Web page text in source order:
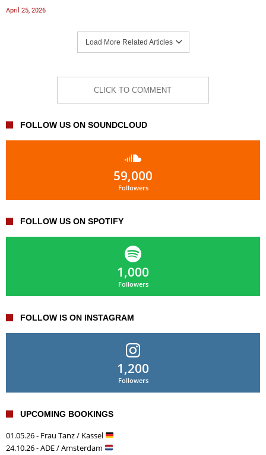
April 25, 2026
Load More Related Articles
CLICK TO COMMENT
FOLLOW US ON SOUNDCLOUD
59,000
Followers
FOLLOW US ON SPOTIFY
1,000
Followers
FOLLOW IS ON INSTAGRAM
1,200
Followers
UPCOMING BOOKINGS
01.05.26 - Frau Tanz / Kassel
24.10.26 - ADE / Amsterdam